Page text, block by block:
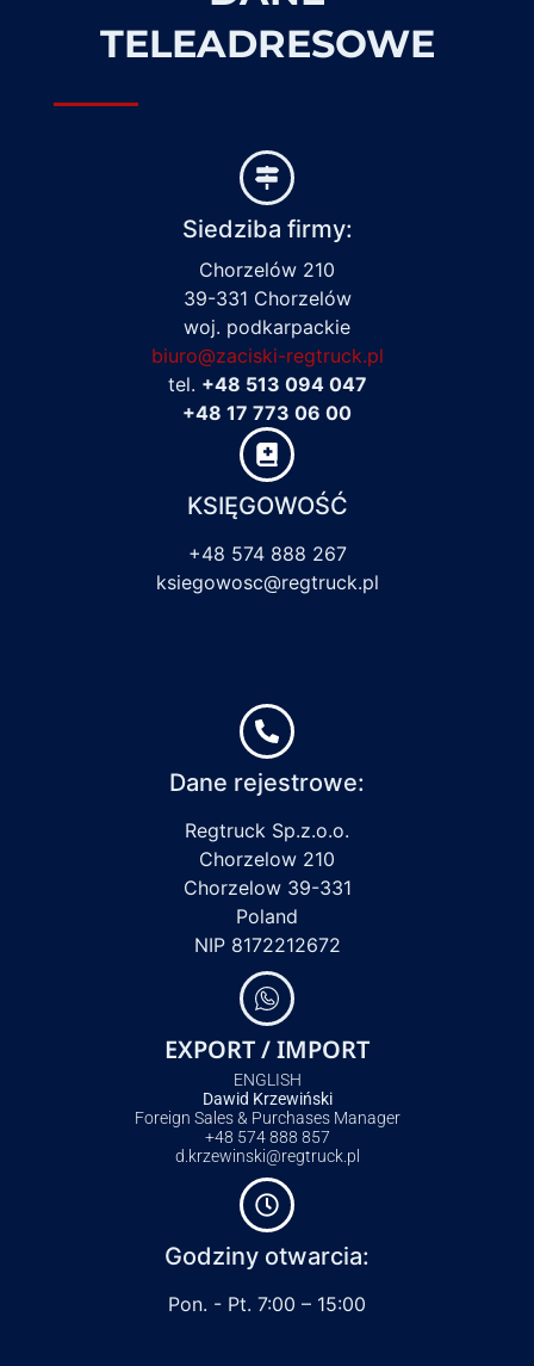
TELEADRESOWE
Siedziba firmy:
Chorzelów 210
39-331 Chorzelów
woj. podkarpackie
biuro@zaciski-regtruck.pl
tel. +48 513 094 047
+48 17 773 06 00
KSIĘGOWOŚĆ
+48 574 888 267
ksiegowosc@regtruck.pl
Dane rejestrowe:
Regtruck Sp.z.o.o.
Chorzelow 210
Chorzelow 39-331
Poland
NIP 8172212672
EXPORT / IMPORT
ENGLISH
Dawid Krzewiński
Foreign Sales & Purchases Manager
+48 574 888 857
d.krzewinski@regtruck.pl
Godziny otwarcia:
Pon. - Pt. 7:00 – 15:00